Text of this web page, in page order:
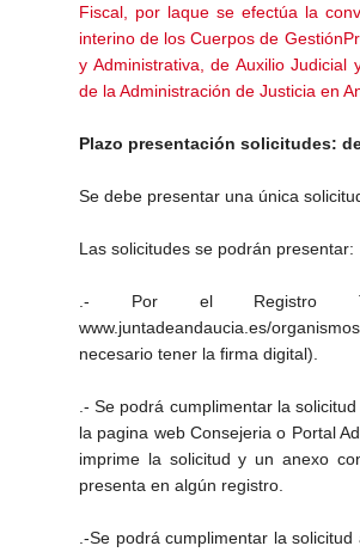
Fiscal, por laque se efectúa la
interino de los Cuerpos de
y Administrativa, de Auxilio
de la Administración de Justicia en
Plazo presentación solicitudes:
Se debe presentar una única
Las solicitudes se podrán presentar:
.- Por el Registro
www.juntadeandaucia.es/
necesario tener la firma digital).
.- Se podrá cumplimentar la
la pagina web Consejeria o Portal
imprime la solicitud y un anexo
presenta en algún registro.
.-Se podrá cumplimentar la